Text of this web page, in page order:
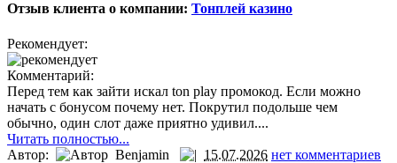
Отзыв клиента о компании: Тонплей казино
Рекомендует:
Комментарий:
Перед тем как зайти искал ton play промокод. Если можно
начать с бонусом почему нет. Покрутил подольше чем
обычно, один слот даже приятно удивил....
Читать полностью...
Автор:
Benjamin 15.07.2026 нет комментариев